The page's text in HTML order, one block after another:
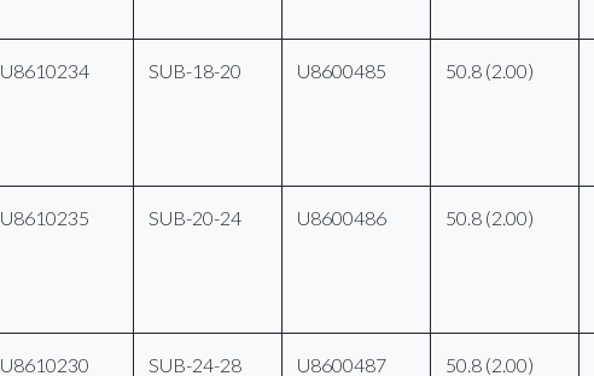
U8610234 SUB-18-20 U8600485 50.8 (2.00)
U8610235 SUB-20-24 U8600486 50.8 (2.00)
U8610230 SUB-24-28 U8600487 50.8 (2.00)